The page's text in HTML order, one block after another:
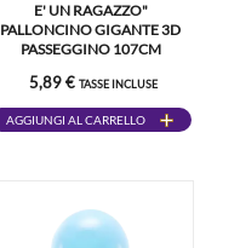
E' UN RAGAZZO"
PALLONCINO GIGANTE 3D
PASSEGGINO 107CM
5,89 € TASSE INCLUSE
AGGIUNGI AL CARRELLO